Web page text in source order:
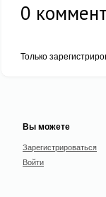
0
Только
Вы можете
Зарегистрироваться
Войти